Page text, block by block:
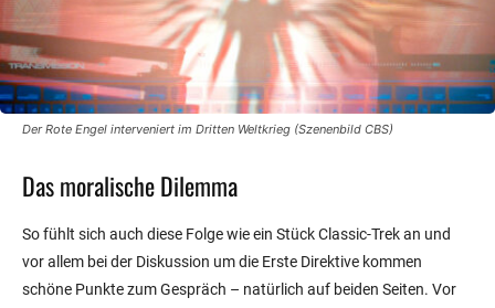
Der Rote Engel interveniert im Dritten Weltkrieg (Szenenbild CBS)
Das moralische Dilemma
So fühlt sich auch diese Folge wie ein Stück Classic-Trek an und
vor allem bei der Diskussion um die Erste Direktive kommen
schöne Punkte zum Gespräch – natürlich auf beiden Seiten. Vor